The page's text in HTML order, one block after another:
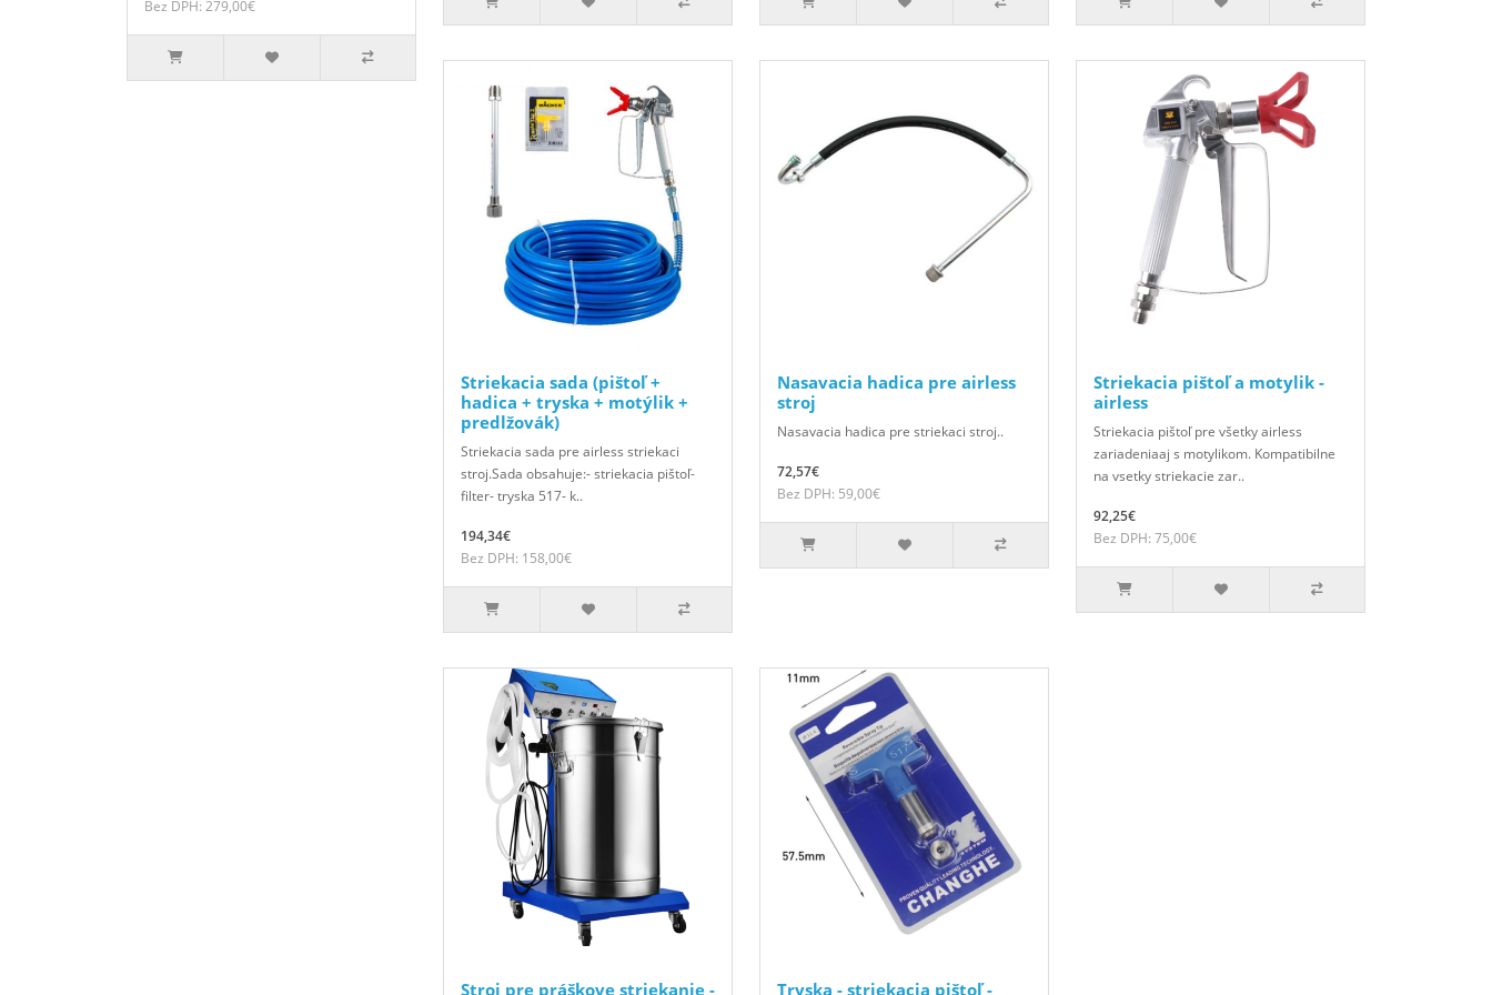
Bez DPH: 279,00€
Striekacia sada (pištoľ +
hadica + tryska + motýlik +
predlžovák)
Striekacia sada pre airless striekaci
stroj.Sada obsahuje:- striekacia pištoľ-
filter- tryska 517- k..
194,34€
Bez DPH: 158,00€
Nasavacia hadica pre airless
stroj
Nasavacia hadica pre striekaci stroj..
72,57€
Bez DPH: 59,00€
Striekacia pištoľ a motylik -
airless
Striekacia pištoľ pre všetky airless
zariadeniaaj s motylikom. Kompatibilne
na vsetky striekacie zar..
92,25€
Bez DPH: 75,00€
Stroj pre práškove striekanie -
Tryska - striekacia pištoľ -